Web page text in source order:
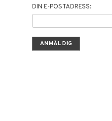
DIN E-POSTADRESS: